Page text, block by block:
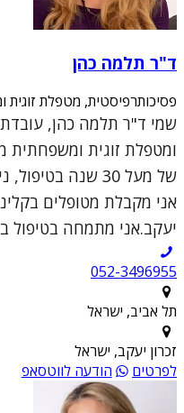
ד"ר תלמה כהן
פסיכותרפיסטית, מטפלת זוגית
ומטפלת זוגית ומשפחתית
של מעל 30 שנה
אני מקבלת מטופלים
יעקב.אני מתמחה בטיפול
052-3496955
תל אביב, ישראל
זכרון יעקב, ישראל
לפרטים
הודעה לווטסאפ